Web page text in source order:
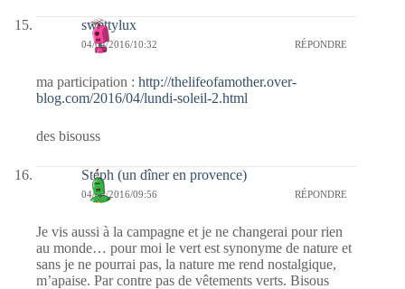
swettylux
04/04/2016/10:32 RÉPONDRE
ma participation : http://thelifeofamother.over-
blog.com/2016/04/lundi-soleil-2.html
des bisouss
Stéph (un dîner en provence)
04/04/2016/09:56 RÉPONDRE
Je vis aussi à la campagne et je ne changerai pour rien
au monde… pour moi le vert est synonyme de nature et
sans je ne pourrai pas, la nature me rend nostalgique,
m’apaise. Par contre pas de vêtements verts. Bisous